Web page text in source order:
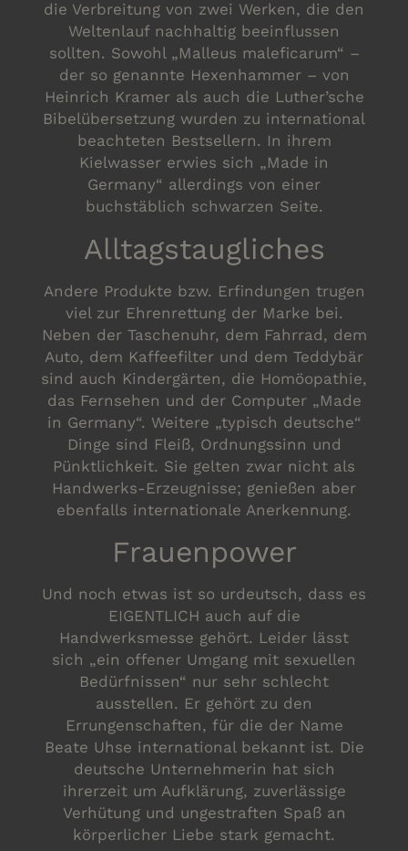
die Verbreitung von zwei Werken, die den
Weltenlauf nachhaltig beeinflussen
sollten. Sowohl „Malleus maleficarum“ –
der so genannte Hexenhammer – von
Heinrich Kramer als auch die Luther’sche
Bibelübersetzung wurden zu international
beachteten Bestsellern. In ihrem
Kielwasser erwies sich „Made in
Germany“ allerdings von einer
buchstäblich schwarzen Seite.
Alltagstaugliches
Andere Produkte bzw. Erfindungen trugen
viel zur Ehrenrettung der Marke bei.
Neben der Taschenuhr, dem Fahrrad, dem
Auto, dem Kaffeefilter und dem Teddybär
sind auch Kindergärten, die Homöopathie,
das Fernsehen und der Computer „Made
in Germany“. Weitere „typisch deutsche“
Dinge sind Fleiß, Ordnungssinn und
Pünktlichkeit. Sie gelten zwar nicht als
Handwerks-Erzeugnisse; genießen aber
ebenfalls internationale Anerkennung.
Frauenpower
Und noch etwas ist so urdeutsch, dass es
EIGENTLICH auch auf die
Handwerksmesse gehört. Leider lässt
sich „ein offener Umgang mit sexuellen
Bedürfnissen“ nur sehr schlecht
ausstellen. Er gehört zu den
Errungenschaften, für die der Name
Beate Uhse international bekannt ist. Die
deutsche Unternehmerin hat sich
ihrerzeit um Aufklärung, zuverlässige
Verhütung und ungestraften Spaß an
körperlicher Liebe stark gemacht.